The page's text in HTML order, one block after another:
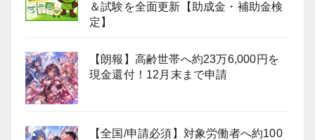
＆試験を全面更新【助成金・補助金検
定】
【朗報】高齢世帯へ約23万6,000円を
現金還付！12月末まで申請
【全国/申請必須】対象労働者へ約100